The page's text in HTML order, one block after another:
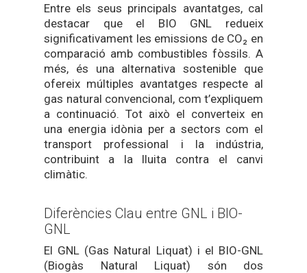
Entre els seus principals avantatges, cal
destacar que el BIO GNL redueix
significativament les emissions de CO₂ en
comparació amb combustibles fòssils. A
més, és una alternativa sostenible que
ofereix múltiples avantatges respecte al
gas natural convencional, com t’expliquem
a continuació. Tot això el converteix en
una energia idònia per a sectors com el
transport professional i la indústria,
contribuint a la lluita contra el canvi
climàtic.
Diferències Clau entre GNL i BIO-
GNL
El GNL (Gas Natural Liquat) i el BIO-GNL
(Biogàs Natural Liquat) són dos